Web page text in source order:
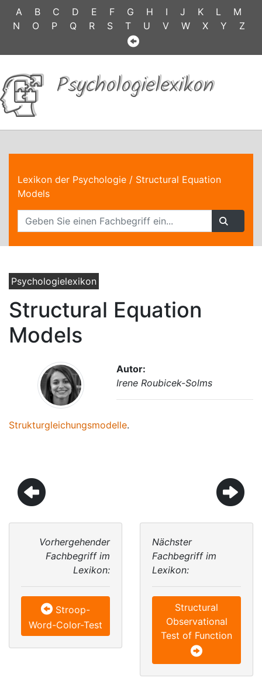
A B C D E F G H I J K L
M
N
O P Q R S T U V W X Y Z
Psychologielexikon
Lexikon der Psychologie / Structural Equation
Models
Psychologielexikon
Structural Equation
Models
Autor:
Irene Roubicek-Solms
Strukturgleichungsmodelle.
Vorhergehender
Fachbegriff im
Lexikon:
Stroop-
Word-Color-Test
Nächster
Fachbegriff im
Lexikon:
Structural
Observational
Test of Function